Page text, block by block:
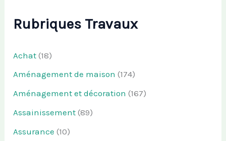
Rubriques Travaux
Achat (18)
Aménagement de maison (174)
Aménagement et décoration (167)
Assainissement (89)
Assurance (10)